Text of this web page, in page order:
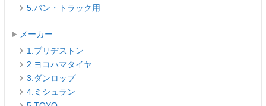
5.バン・トラック用
メーカー
1.ブリヂストン
2.ヨコハマタイヤ
3.ダンロップ
4.ミシュラン